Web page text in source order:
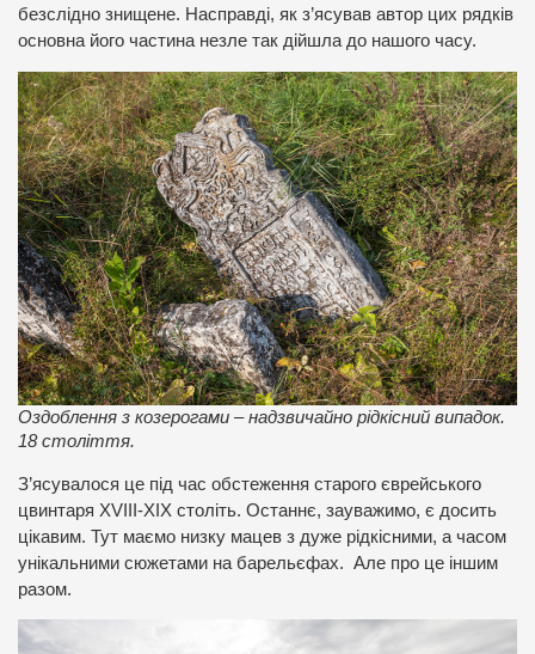
безслідно знищене. Насправді, як з’ясував автор цих рядків
основна його частина незле так дійшла до нашого часу.
Оздоблення з козерогами – надзвичайно рідкісний випадок.
18 століття.
З’ясувалося це під час обстеження старого єврейського
цвинтаря XVIII-ХІХ століть. Останнє, зауважимо, є досить
цікавим. Тут маємо низку мацев з дуже рідкісними, а часом
унікальними сюжетами на барельєфах. Але про це іншим
разом.